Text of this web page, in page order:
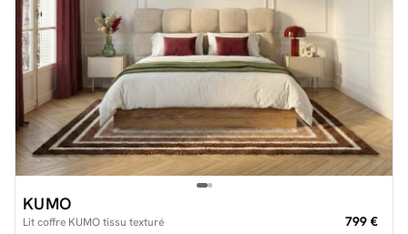
KUMO
Lit coffre KUMO tissu texturé 799 €